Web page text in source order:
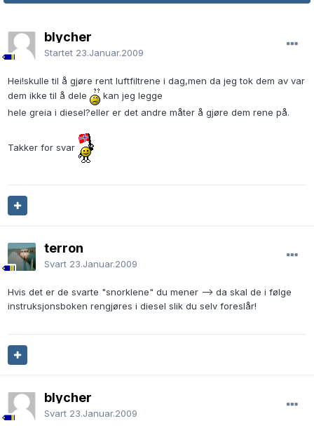
blycher
Startet 23.Januar.2009
Hei!skulle til å gjøre rent luftfiltrene i dag,men da jeg tok dem av var
dem ikke til å dele
kan jeg legge
hele greia i diesel?eller er det andre måter å gjøre dem rene på.
Takker for svar
terron
Svart 23.Januar.2009
Hvis det er de svarte "snorklene" du mener --> da skal de i følge
instruksjonsboken rengjøres i diesel slik du selv foreslår!
blycher
Svart 23.Januar.2009